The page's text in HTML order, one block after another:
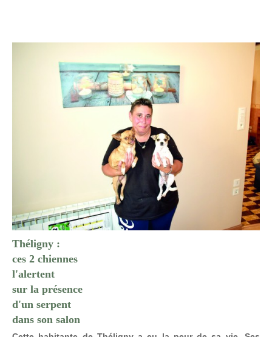
Théligny :
ces 2 chiennes
l'alertent
sur la présence
d'un serpent
dans son salon